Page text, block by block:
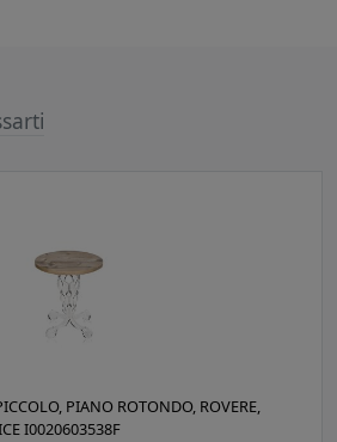
PIANO ROTONDO, ROVERE,
I0020603538F